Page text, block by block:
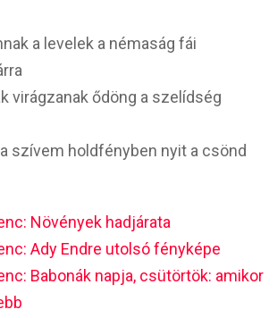
a levelek a némaság fái
virágzanak ődöng a szelídség
szívem holdfényben nyit a csönd
Növények hadjárata
Ady Endre utolsó fényképe
Babonák napja, csütörtök: amikor